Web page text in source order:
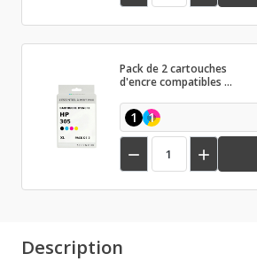
Pack de 2 cartouches
d'encre compatibles HP
1 1
 
Description